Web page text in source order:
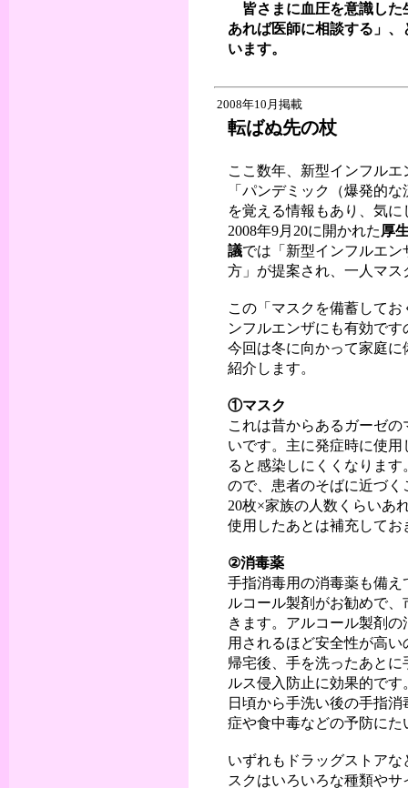
皆さまに血圧を意識し
あれば医師に相談する」
います。
2008年10月掲載
転ばぬ先の杖
ここ数年、新型インフル
「パンデミック（爆発的
を覚える情報もあり、気
2008年9月20に開かれた厚
議では「新型インフルエ
方」が提案され、一人マス
この「マスクを備蓄して
ンフルエンザにも有効で
今回は冬に向かって家庭
紹介します。
①マスク
これは昔からあるガーゼ
いです。主に発症時に使
ると感染しにくくなりま
ので、患者のそばに近づ
20枚×家族の人数くらいあ
使用したあとは補充してお
②消毒薬
手指消毒用の消毒薬も備
ルコール製剤がお勧めで
きます。アルコール製剤
用されるほど安全性が高
帰宅後、手を洗ったあと
ルス侵入防止に効果的です
日頃から手洗い後の手指
症や食中毒などの予防にた
いずれもドラッグストア
スクはいろいろな種類や